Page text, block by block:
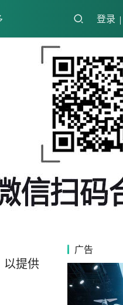
登录
以提供
广告